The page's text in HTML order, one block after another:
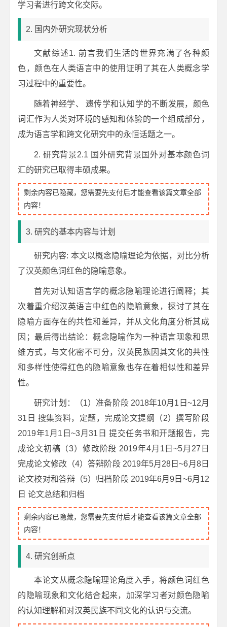
学习者进行跨文化交际。
2. 国内外研究现状分析
文献综述1. 前言我们生活的世界充满了各种颜
色，颜色在人类语言中的使用证明了其在人类概念学
习过程中的重要性。
随着神经学、 遗传学和认知学的不断发展，颜色
词汇作为人类对环境的感知和体验的一个组成部分，
成为语言学和跨文化研究中的永恒话题之一。
2. 研究背景2.1 国外研究背景国外对基本颜色词
汇的研究已取得丰硕成果。
剩余内容已隐藏，您需要先支付后才能查看该篇文章全部
内容！
3. 研究的基本内容与计划
研究内容: 本文以概念隐喻理论为依据，对比分析
了汉英颜色词红色的隐喻意象。
首先对认知语言学的概念隐喻理论进行阐释；其
次着重介绍汉英语言中红色的隐喻意象，探讨了其在
隐喻方面存在的共性和差异，并从文化角度分析其成
因；最后得出结论：概念隐喻作为一种语言现象和思
维方式，与文化密不可分，汉英民族因其文化的共性
和多样性使得红色的隐喻意象也存在着相似性和差异
性。
研究计划：（1）准备阶段 2018年10月1日~12月
31日 搜集资料，定题，完成论文提纲（2）撰写阶段
2019年1月1日~3月31日 提交任务书和开题报告，完
成论文初稿（3）修改阶段 2019年4月1日~5月27日
完成论文修改（4）答辩阶段 2019年5月28日~6月8日
论文校对和答辩（5）归档阶段 2019年6月9日~6月12
日 论文总结和归档
剩余内容已隐藏，您需要先支付后才能查看该篇文章全部
内容！
4. 研究创新点
本论文从概念隐喻理论角度入手，将颜色词红色
的隐喻现象和文化结合起来，加深学习者对颜色隐喻
的认知理解和对汉英民族不同文化的认识与交流。